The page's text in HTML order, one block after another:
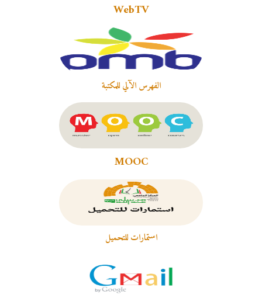
WebTV
الفهرس الآلي للمكتبة
MOOC
استمارات للتحميل